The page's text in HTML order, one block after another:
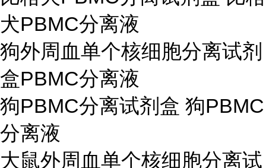
犬PBMC分离液
狗外周血单个核细胞分离试剂
盒PBMC分离液
狗PBMC分离试剂盒 狗PBMC
分离液
大鼠外周血单个核细胞分离试